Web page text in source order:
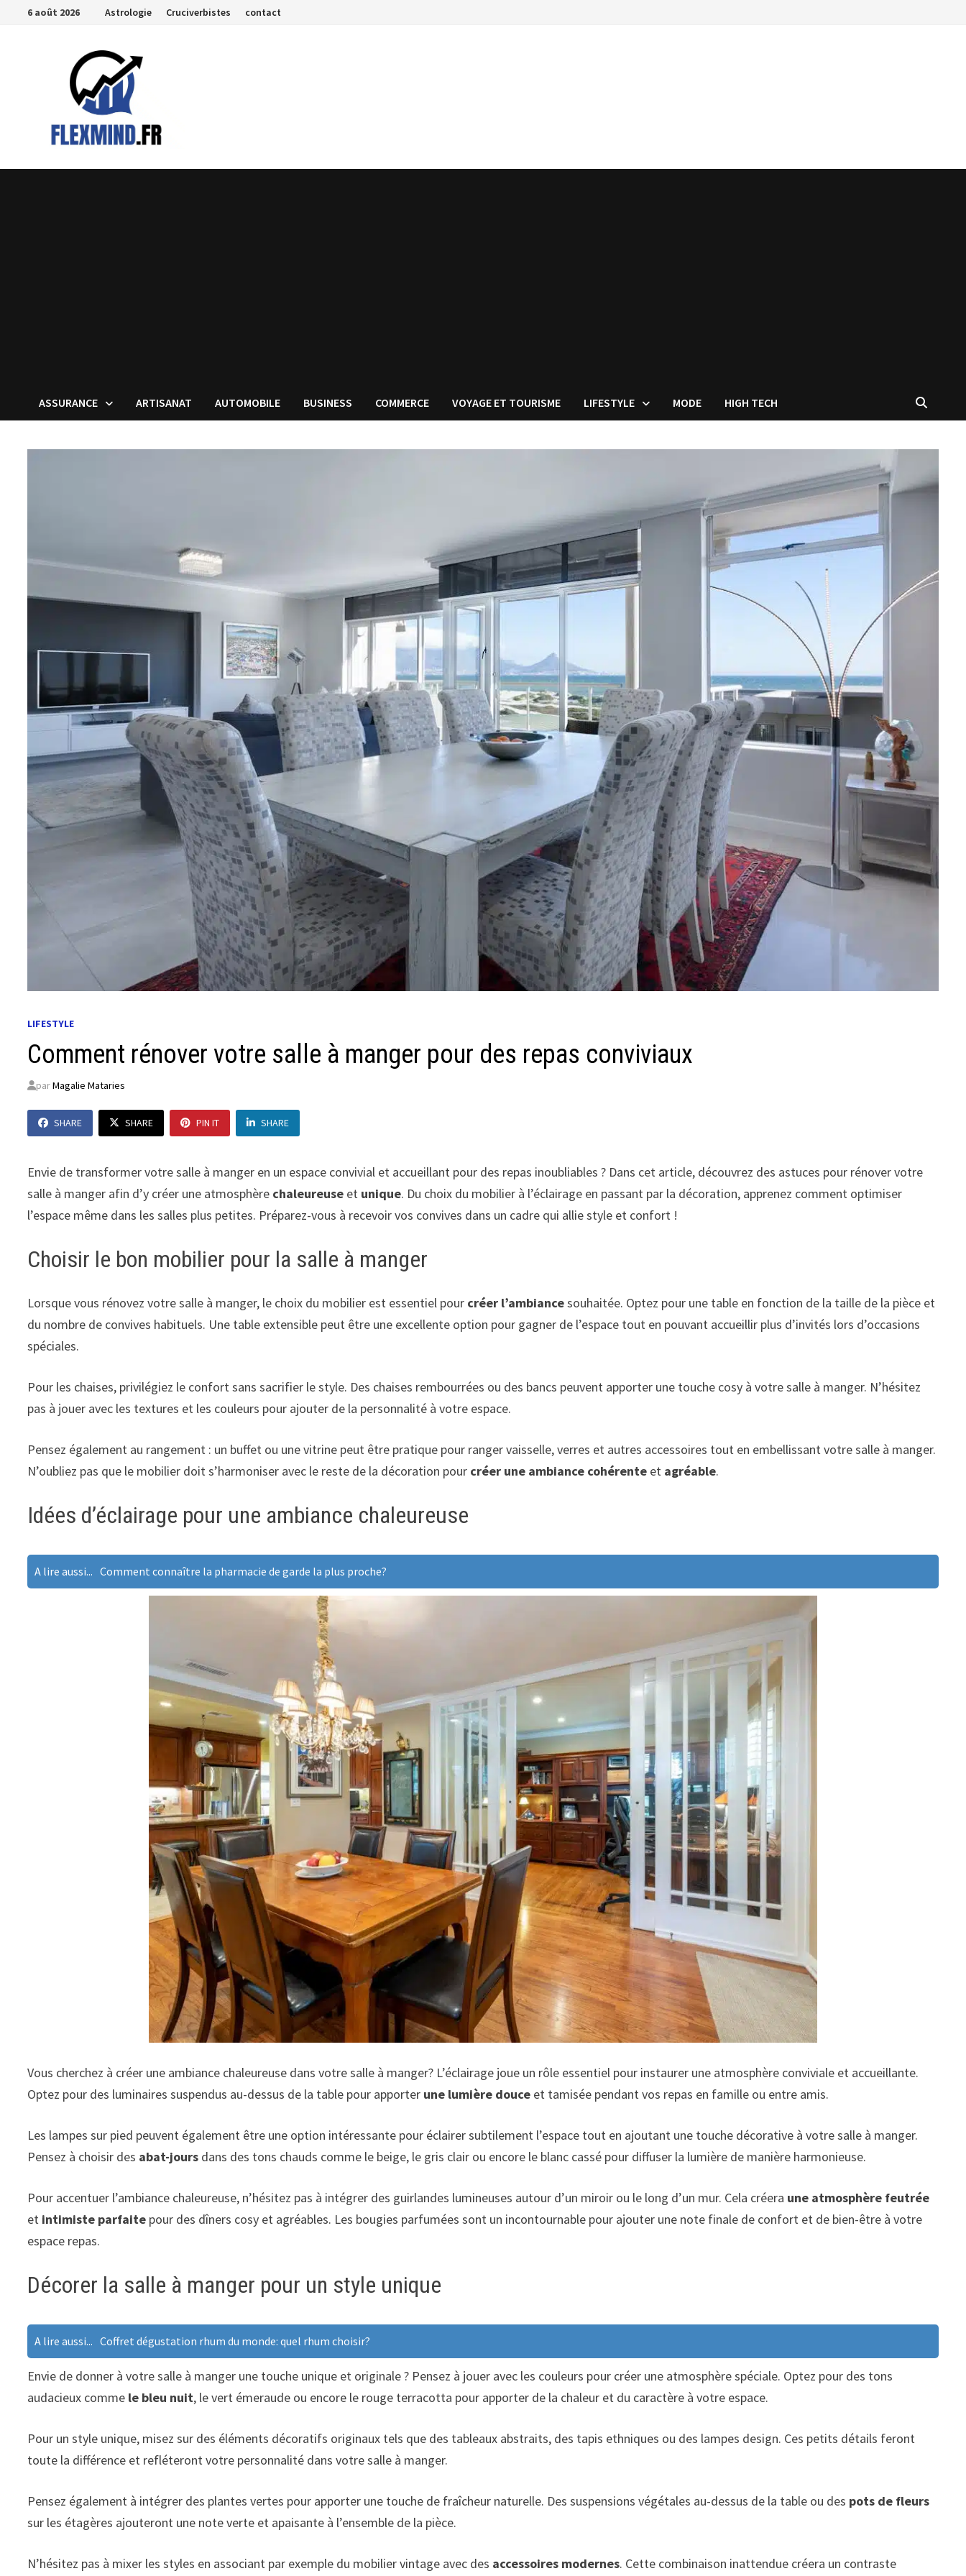
Passer6 août 2026 Astrologie Cruciverbistes contact
ASSURANCE ARTISANAT AUTOMOBILE BUSINESS COMMERCE VOYAGE ET TOURISME LIFESTYLE MODE HIGH TECH
LIFESTYLE
Comment rénover votre salle à manger pour des repas conviviaux
parMagalie Mataries
SHARE SHARE PIN IT SHARE
Envie de transformer votre salle à manger en un espace convivial et accueillant pour des repas inoubliables ? Dans cet article, découvrez des astuces pour rénover votre
salle à manger afin d’y créer une atmosphère chaleureuse et unique. Du choix du mobilier à l’éclairage en passant par la décoration, apprenez comment optimiser
l’espace même dans les salles plus petites. Préparez-vous à recevoir vos convives dans un cadre qui allie style et confort !
Choisir le bon mobilier pour la salle à manger
Lorsque vous rénovez votre salle à manger, le choix du mobilier est essentiel pour créer l’ambiancesouhaitée. Optez pour une table en fonction de la taille de la pièce et
du nombre de convives habituels. Une table extensible peut être une excellente option pour gagner de l’espace tout en pouvant accueillir plus d’invités lors d’occasions
spéciales.
Pour les chaises, privilégiez le confort sans sacrifier le style. Des chaises rembourrées ou des bancs peuvent apporter une touche cosy à votre salle à manger. N’hésitez
pas à jouer avec les textures et les couleurs pour ajouter de la personnalité à votre espace.
Pensez également au rangement : un buffet ou une vitrine peut être pratique pour ranger vaisselle, verres et autres accessoires tout en embellissant votre salle à manger.
N’oubliez pas que le mobilier doit s’harmoniser avec le reste de la décoration pour créer une ambiance cohérente et agréable.
Idées d’éclairage pour une ambiance chaleureuse
A lire aussi... Comment connaître la pharmacie de garde la plus proche?
Vous cherchez à créer une ambiance chaleureuse dans votre salle à manger? L’éclairage joue un rôle essentiel pour instaurer une atmosphère conviviale et accueillante.
Optez pour des luminaires suspendus au-dessus de la table pour apporter une lumière douce et tamisée pendant vos repas en famille ou entre amis.
Les lampes sur pied peuvent également être une option intéressante pour éclairer subtilement l’espace tout en ajoutant une touche décorative à votre salle à manger.
Pensez à choisir des abat-jours dans des tons chauds comme le beige, le gris clair ou encore le blanc cassé pour diffuser la lumière de manière harmonieuse.
Pour accentuer l’ambiance chaleureuse, n’hésitez pas à intégrer des guirlandes lumineuses autour d’un miroir ou le long d’un mur. Cela créera une atmosphère feutrée
et intimiste parfaite pour des dîners cosy et agréables. Les bougies parfumées sont un incontournable pour ajouter une note finale de confort et de bien-être à votre
espace repas.
Décorer la salle à manger pour un style unique
A lire aussi... Coffret dégustation rhum du monde: quel rhum choisir?
Envie de donner à votre salle à manger une touche unique et originale ? Pensez à jouer avec les couleurs pour créer une atmosphère spéciale. Optez pour des tons
audacieux comme le bleu nuit, le vert émeraude ou encore le rouge terracotta pour apporter de la chaleur et du caractère à votre espace.
Pour un style unique, misez sur des éléments décoratifs originaux tels que des tableaux abstraits, des tapis ethniques ou des lampes design. Ces petits détails feront
toute la différence et refléteront votre personnalité dans votre salle à manger.
Pensez également à intégrer des plantes vertes pour apporter une touche de fraîcheur naturelle. Des suspensions végétales au-dessus de la table ou des pots de fleurs
sur les étagères ajouteront une note verte et apaisante à l’ensemble de la pièce.
N’hésitez pas à mixer les styles en associant par exemple du mobilier vintage avec des accessoires modernes. Cette combinaison inattendue créera un contraste